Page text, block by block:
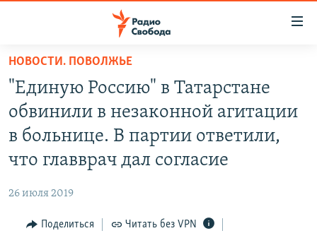
упрощенного
доступа
Вернуться
основному
содержанию
навигации
ПРОГРАММЫ
ПОДКАСТЫ
АВТОРСКИЕ ПРОЕКТЫ
IDEL.РЕАЛИИ
НОВОСТИ. ПОВОЛЖЬЕ
"Единую Россию" в Татарстане
обвинили в незаконной агитации
в больнице. В партии ответили,
что главврач дал согласие
26 июля 2019
Поделиться Читать без VPN